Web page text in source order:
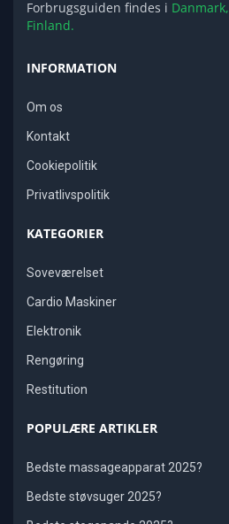
Forbrugsguiden findes i Danmark,
Finland.
INFORMATION
Om os
Kontakt
Cookiepolitik
Privatlivspolitik
KATEGORIER
Soveværelset
Cardio Maskiner
Elektronik
Rengøring
Restitution
POPULÆRE ARTIKLER
Bedste massageapparat 2025?
Bedste støvsuger 2025?